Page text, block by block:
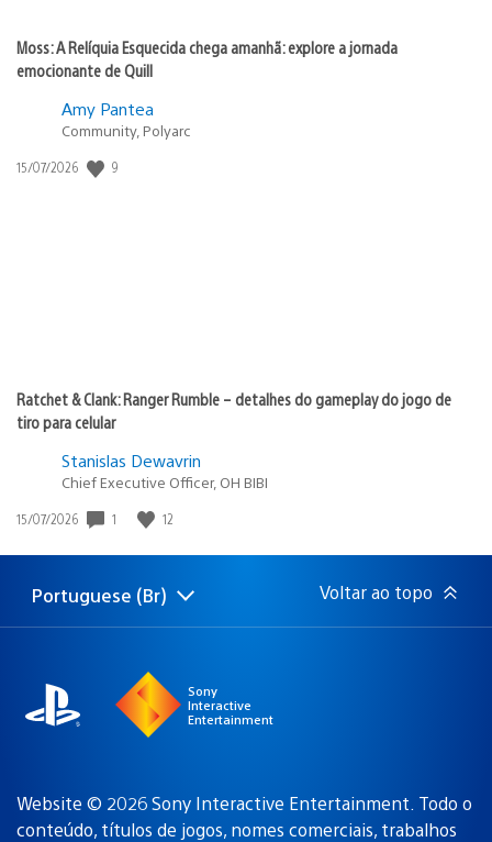
Moss: A Relíquia Esquecida chega amanhã: explore a jornada
emocionante de Quill
Amy Pantea
Community, Polyarc
Data
15/07/2026 9
Ratchet & Clank: Ranger Rumble – detalhes do gameplay do jogo de
tiro para celular
Stanislas Dewavrin
Chief Executive Officer, OH BIBI
Data
publicação:
15/07/2026 1 12
Selecione
uma
Região
atual:
Portuguese (Br) Voltar ao topo
Sony
Interactive
Entertainment
Website © 2026 Sony Interactive Entertainment. Todo o
conteúdo, títulos de jogos, nomes comerciais, trabalhos